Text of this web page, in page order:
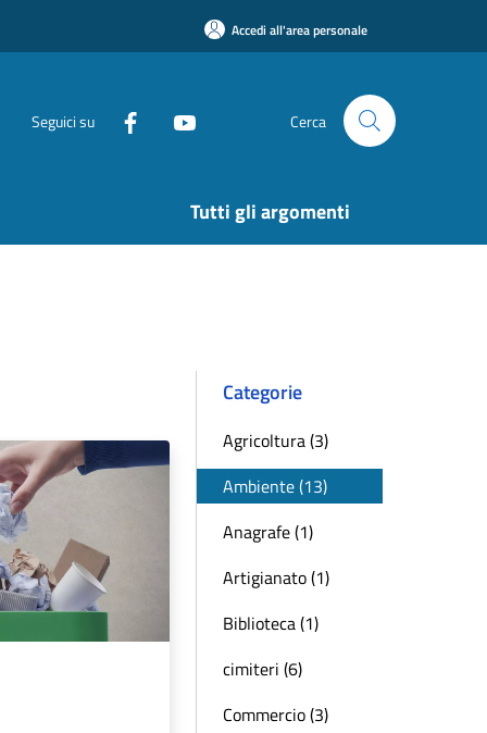
Accedi all'area personale
Seguici su Cerca
Tutti gli argomenti
Categorie
Agricoltura (3)
Ambiente (13)
Anagrafe (1)
Artigianato (1)
Biblioteca (1)
cimiteri (6)
Commercio (3)